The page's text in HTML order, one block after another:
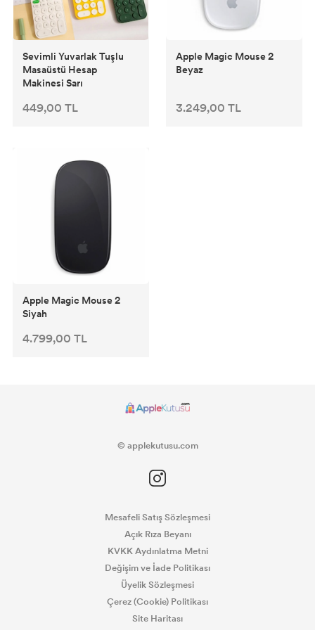
Sevimli Yuvarlak Tuşlu
Masaüstü Hesap
Makinesi Sarı
449,00 TL
Apple Magic Mouse 2
Beyaz
3.249,00 TL
Apple Magic Mouse 2
Siyah
4.799,00 TL
© applekutusu.com
Mesafeli Satış Sözleşmesi
Açık Rıza Beyanı
KVKK Aydınlatma Metni
Değişim ve İade Politikası
Üyelik Sözleşmesi
Çerez (Cookie) Politikası
Site Haritası